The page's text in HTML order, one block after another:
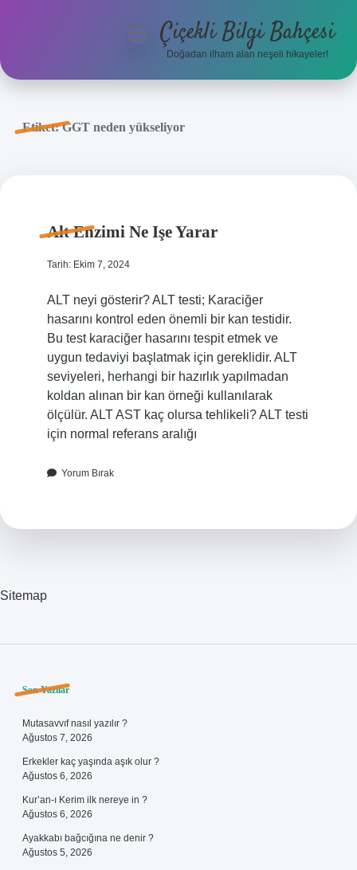
Anasayfa
menüyüÇiçekli Bilgi Bahçesi
Doğadan ilham alan neşeli hikayeler!
Etiket:GGT neden yükseliyor
Alt Enzimi Ne Işe Yarar
Tarih: Ekim 7, 2024
ALT neyi gösterir? ALT testi; Karaciğer
hasarını kontrol eden önemli bir kan testidir.
Bu test karaciğer hasarını tespit etmek ve
uygun tedaviyi başlatmak için gereklidir. ALT
seviyeleri, herhangi bir hazırlık yapılmadan
koldan alınan bir kan örneği kullanılarak
ölçülür. ALT AST kaç olursa tehlikeli? ALT testi
için normal referans aralığı
Yorum Bırak
Sitemap
Sidebar
Son Yazılar
Mutasavvıf nasıl yazılır ?
Ağustos 7, 2026
Erkekler kaç yaşında aşık olur ?
Ağustos 6, 2026
Kur’an-ı Kerim ilk nereye in ?
Ağustos 6, 2026
Ayakkabı bağcığına ne denir ?
Ağustos 5, 2026